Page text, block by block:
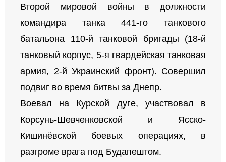
Второй мировой войны в должности
командира танка 441-го танкового
батальона 110-й танковой бригады (18-й
танковый корпус, 5-я гвардейская танковая
армия, 2-й Украинский фронт). Совершил
подвиг во время битвы за Днепр.
Воевал на Курской дуге, участвовал в
Корсунь-Шевченковской и Ясско-
Кишинёвской боевых операциях, в
разгроме врага под Будапештом.